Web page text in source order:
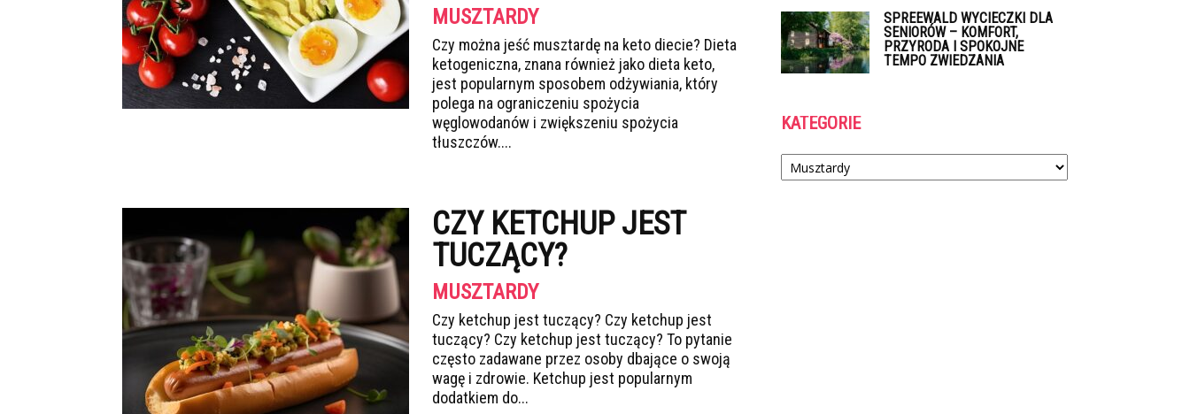
MUSZTARDY
Czy można jeść musztardę na keto diecie? Dieta
ketogeniczna, znana również jako dieta keto,
jest popularnym sposobem odżywiania, który
polega na ograniczeniu spożycia
węglowodanów i zwiększeniu spożycia
tłuszczów....
CZY KETCHUP JEST
TUCZĄCY?
MUSZTARDY
Czy ketchup jest tuczący? Czy ketchup jest
tuczący? Czy ketchup jest tuczący? To pytanie
często zadawane przez osoby dbające o swoją
wagę i zdrowie. Ketchup jest popularnym
dodatkiem do...
SPREEWALD WYCIECZKI DLA
SENIORÓW – KOMFORT,
PRZYRODA I SPOKOJNE
TEMPO ZWIEDZANIA
KATEGORIE
Kategorie